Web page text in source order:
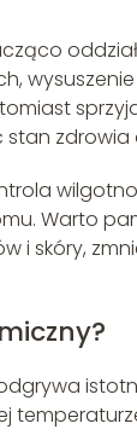
zdrowia
Warto
i skóry,